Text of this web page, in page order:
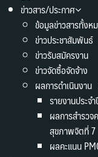
ข่าวสาร/ประกาศ
ข้อมูลข่าวสารทั้งห
ข่าวประชาสัมพันธ์
ข่าวรับสมัครงาน
ข่าวจัดซื้อจัดจ้าง
ผลการดำเนินงาน
รายงานประ
ผลการสำรว
สุขภาพจิตที่ 7
ผลคะแนน